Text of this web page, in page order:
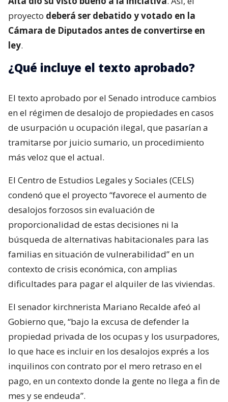
proyecto deberá ser debatido y votado en la
Cámara de Diputados antes de convertirse en
ley.
¿Qué incluye el texto aprobado?
El texto aprobado por el Senado introduce cambios
en el régimen de desalojo de propiedades en casos
de usurpación u ocupación ilegal, que pasarían a
tramitarse por juicio sumario, un procedimiento
más veloz que el actual.
El Centro de Estudios Legales y Sociales (CELS)
condenó que el proyecto “favorece el aumento de
desalojos forzosos sin evaluación de
proporcionalidad de estas decisiones ni la
búsqueda de alternativas habitacionales para las
familias en situación de vulnerabilidad” en un
contexto de crisis económica, con amplias
dificultades para pagar el alquiler de las viviendas.
El senador kirchnerista Mariano Recalde afeó al
Gobierno que, “bajo la excusa de defender la
propiedad privada de los ocupas y los usurpadores,
lo que hace es incluir en los desalojos exprés a los
inquilinos con contrato por el mero retraso en el
pago, en un contexto donde la gente no llega a fin de
mes y se endeuda”.